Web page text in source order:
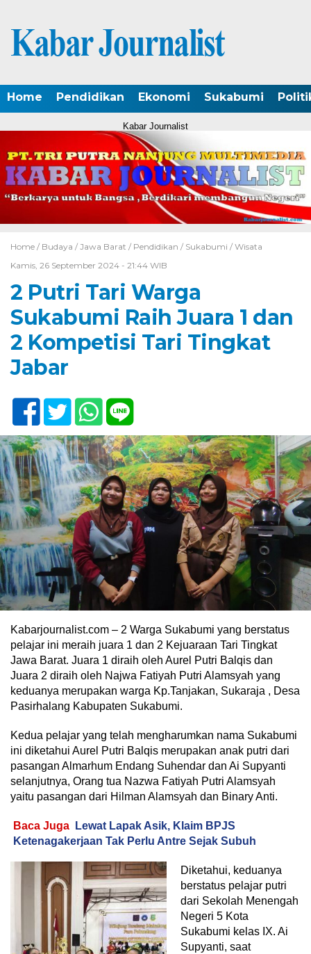
Home Pendidikan Ekonomi Sukabumi
Kabar Journalist
Home / Budaya / Jawa Barat / Pendidikan / Sukabumi / Wisata
Kamis, 26 September 2024 - 21:44 WIB
2 Putri Tari Warga
Sukabumi Raih Juara 1 dan
2 Kompetisi Tari Tingkat
Jabar
Kabarjournalist.com – 2 Warga Sukabumi yang berstatus
pelajar ini meraih juara 1 dan 2 Kejuaraan Tari Tingkat
Jawa Barat. Juara 1 diraih oleh Aurel Putri Balqis dan
Juara 2 diraih oleh Najwa Fatiyah Putri Alamsyah yang
keduanya merupakan warga Kp.Tanjakan, Sukaraja , Desa
Pasirhalang Kabupaten Sukabumi.
Kedua pelajar yang telah mengharumkan nama Sukabumi
ini diketahui Aurel Putri Balqis merupakan anak putri dari
pasangan Almarhum Endang Suhendar dan Ai Supyanti
selanjutnya, Orang tua Nazwa Fatiyah Putri Alamsyah
yaitu pasangan dari Hilman Alamsyah dan Binary Anti.
Baca Juga
Lewat Lapak Asik, Klaim BPJS
Ketenagakerjaan Tak Perlu Antre Sejak Subuh
Diketahui, keduanya
berstatus pelajar putri
dari Sekolah Menengah
Negeri 5 Kota
Sukabumi kelas IX. Ai
Supyanti, saat